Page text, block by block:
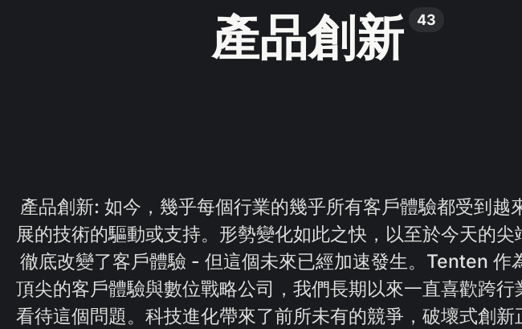
產品創新 43
產品創新: 如今，幾乎每個行業的幾乎所有客戶體驗都受到越
展的技術的驅動或支持。形勢變化如此之快，以至於今天的尖
徹底改變了客戶體驗 - 但這個未來已經加速發生。Tenten 作
頂尖的客戶體驗與數位戰略公司，我們長期以來一直喜歡跨行
看待這個問題。科技進化帶來了前所未有的競爭，破壞式創新